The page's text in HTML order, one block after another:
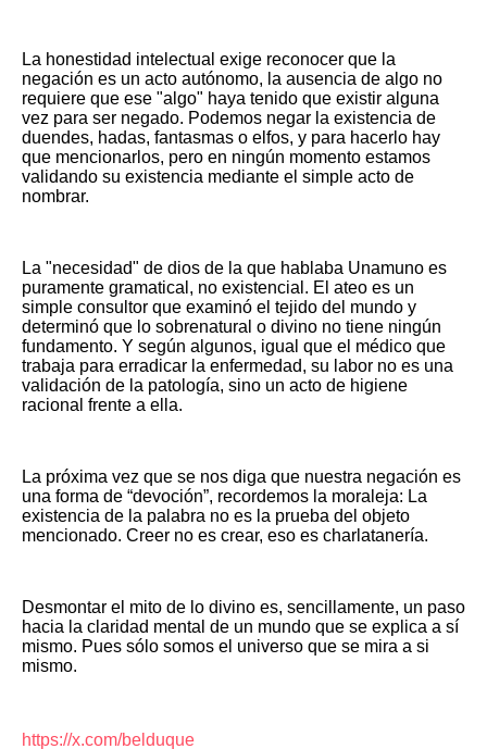
La honestidad intelectual exige reconocer que la
negación es un acto autónomo, la ausencia de algo no
requiere que ese "algo" haya tenido que existir alguna
vez para ser negado. Podemos negar la existencia de
duendes, hadas, fantasmas o elfos, y para hacerlo hay
que mencionarlos, pero en ningún momento estamos
validando su existencia mediante el simple acto de
nombrar.
La "necesidad" de dios de la que hablaba Unamuno es
puramente gramatical, no existencial. El ateo es un
simple consultor que examinó el tejido del mundo y
determinó que lo sobrenatural o divino no tiene ningún
fundamento. Y según algunos, igual que el médico que
trabaja para erradicar la enfermedad, su labor no es una
validación de la patología, sino un acto de higiene
racional frente a ella.
La próxima vez que se nos diga que nuestra negación es
una forma de “devoción”, recordemos la moraleja: La
existencia de la palabra no es la prueba del objeto
mencionado. Creer no es crear, eso es charlatanería.
Desmontar el mito de lo divino es, sencillamente, un paso
hacia la claridad mental de un mundo que se explica a sí
mismo. Pues sólo somos el universo que se mira a si
mismo.
https://x.com/belduque